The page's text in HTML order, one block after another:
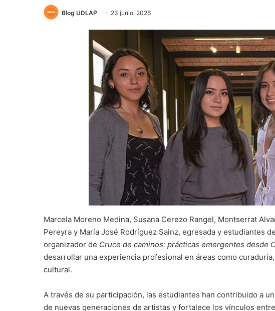
Blog UDLAP 23 junio, 2026
Marcela Moreno Medina, Susana Cerezo Rangel, Montserrat
Pereyra y María José Rodríguez Sainz, egresada y estudiantes
organizador de Cruce de caminos: prácticas emergentes desde
desarrollar una experiencia profesional en áreas como
cultural.
A través de su participación, las estudiantes han contribuido a
de nuevas generaciones de artistas y fortalece los vínculos